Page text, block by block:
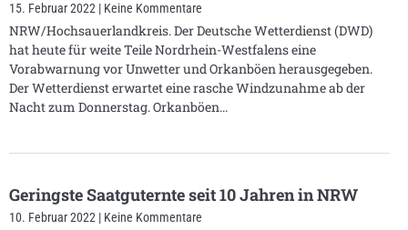
15. Februar 2022 Keine Kommentare
NRW/Hochsauerlandkreis. Der Deutsche Wetterdienst (DWD)
hat heute für weite Teile Nordrhein-Westfalens eine
Vorabwarnung vor Unwetter und Orkanböen herausgegeben.
Der Wetterdienst erwartet eine rasche Windzunahme ab der
Nacht zum Donnerstag. Orkanböen
Geringste Saatguternte seit 10 Jahren in NRW
10. Februar 2022 Keine Kommentare